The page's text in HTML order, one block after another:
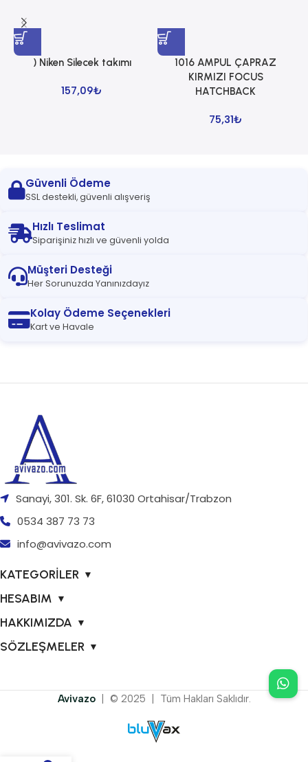
) Niken Silecek takımı
157,09₺
1016 AMPUL ÇAPRAZ
KIRMIZI FOCUS
HATCHBACK
75,31₺
Güvenli Ödeme
SSL destekli, güvenli alışveriş
Hızlı Teslimat
Siparişiniz hızlı ve güvenli yolda
Müşteri Desteği
Her Sorunuzda Yanınızdayız
Kolay Ödeme Seçenekleri
Kart ve Havale
Sanayi, 301. Sk. 6F, 61030 Ortahisar/Trabzon
0534 387 73 73
info@avivazo.com
KATEGORİLER ▼
HESABIM ▼
HAKKIMIZDA ▼
SÖZLEŞMELER ▼
Avivazo | © 2025 | Tüm Hakları Saklıdır.